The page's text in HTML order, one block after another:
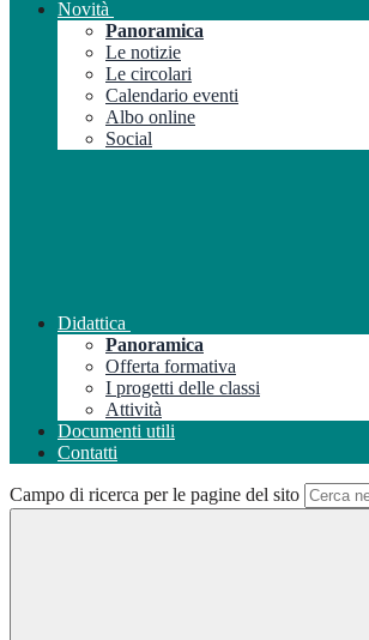
Novità
Panoramica
Le notizie
Le circolari
Calendario eventi
Albo online
Social
Didattica
Panoramica
Offerta formativa
I progetti delle classi
Attività
Documenti utili
Contatti
Campo di ricerca per le pagine del sito